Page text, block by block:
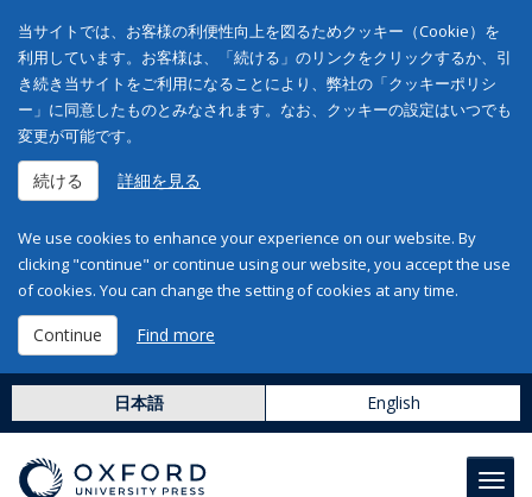
当サイトでは、お客様の利便性向上を図るためクッキー（Cookie）を
利用しています。お客様は、「続ける」のリンクをクリックするか、引
き続き当サイトをご利用になることにより、弊社の「クッキーポリシ
ー」に同意したものとみなされます。なお、クッキーの設定はいつでも
変更が可能です。
続ける 詳細を見る
We use cookies to enhance your experience on our website. By
clicking "continue" or continue using our website, you accept the use
of cookies. You can change the setting of cookies at any time.
Continue Find more
日本語 English